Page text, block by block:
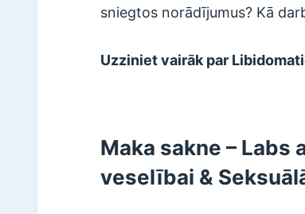
sniegtos norādījumus? Kā
Uzziniet vairāk par
Maka sakne –
veselībai &